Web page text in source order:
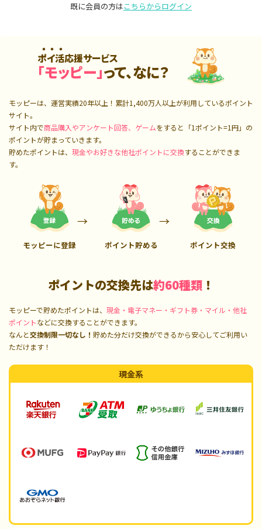
既に会員の方はこちらからログイン
ポイ活応援サービス
「モッピー」って、なに？
モッピーは、運営実績20年以上！累計1,400万人以上が利用しているポイント
サイト。
サイト内で商品購入やアンケート回答、ゲームをすると「1ポイント=1円」の
ポイントが貯まっていきます。
貯めたポイントは、 現金やお好きな他社ポイントに交換することができま
す。
モッピーに登録 ポイント貯める ポイント交換
ポイントの交換先は約60種類 ！
モッピーで貯めたポイントは、 現金・電子マネー・ギフト券・マイル・他社
ポイントなどに交換することができます。
なんと交換制限一切なし！ 貯めた分だけ交換ができるから安心してご利用い
ただけます！
現金系